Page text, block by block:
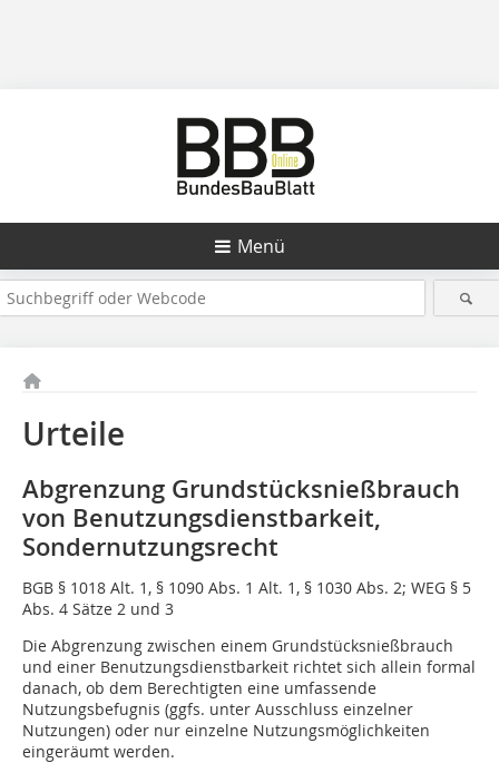
Menü
Urteile
Abgrenzung Grundstücksnießbrauch
von Benutzungsdienstbarkeit,
Sondernutzungsrecht
BGB § 1018 Alt. 1, § 1090 Abs. 1 Alt. 1, § 1030 Abs. 2; WEG § 5
Abs. 4 Sätze 2 und 3
Die Abgrenzung zwischen einem Grundstücksnießbrauch
und einer Benutzungsdienstbarkeit richtet sich allein formal
danach, ob dem Berechtigten eine umfassende
Nutzungsbefugnis (ggfs. unter Ausschluss einzelner
Nutzungen) oder nur einzelne Nutzungsmöglichkeiten
eingeräumt werden.